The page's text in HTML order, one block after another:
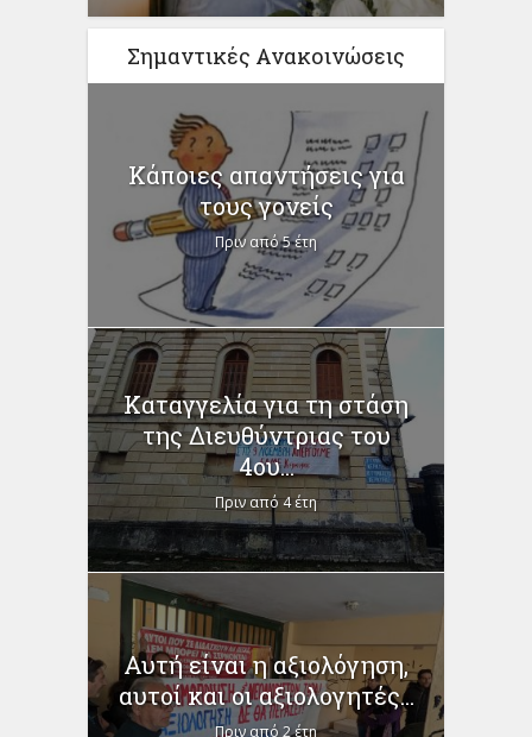
Σημαντικές Ανακοινώσεις
Κάποιες απαντήσεις για
τους γονείς
Πριν από 5 έτη
Καταγγελία για τη στάση
της Διευθύντριας του
4ου...
Πριν από 4 έτη
Αυτή είναι η αξιολόγηση,
αυτοί και οι αξιολογητές...
Πριν από 2 έτη